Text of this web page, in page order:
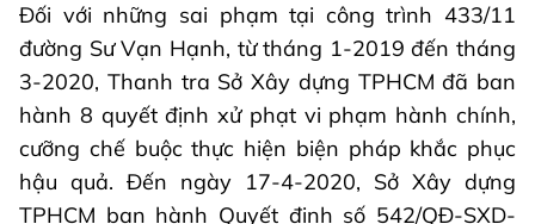
Đối với những sai phạm tại công trình 433/11
đường Sư Vạn Hạnh, từ tháng 1-2019 đến tháng
3-2020, Thanh tra Sở Xây dựng TPHCM đã ban
hành 8 quyết định xử phạt vi phạm hành chính,
cưỡng chế buộc thực hiện biện pháp khắc phục
hậu quả. Đến ngày 17-4-2020, Sở Xây dựng
TPHCM ban hành Quyết định số 542/QĐ-SXD-